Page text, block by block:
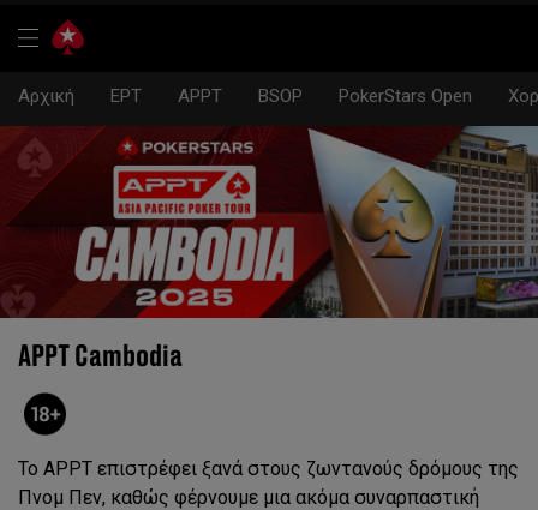
Αρχική EPT APPT BSOP PokerStars Open
APPT Cambodia
Το APPT επιστρέφει ξανά στους ζωντανούς δρόμους της
Πνομ Πεν, καθώς φέρνουμε μια ακόμα συναρπαστική